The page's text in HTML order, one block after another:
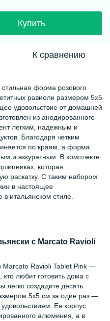
Купить
К сравнению
форма розового
равиоли размером 5x5
удовольствие от домашней
из анодированного
легким, надежным и
Благодаря четким
по краям, а форма
и аккуратным. В комплекте
которая
раскатку. С таким набором
в настоящее
в итальянском стиле.
с Marcato Ravioli
Ravioli Tablet Pink —
любит готовить дома с
создадите десять
5х5 см за один раз —
Ее корпус
алюминия, а в